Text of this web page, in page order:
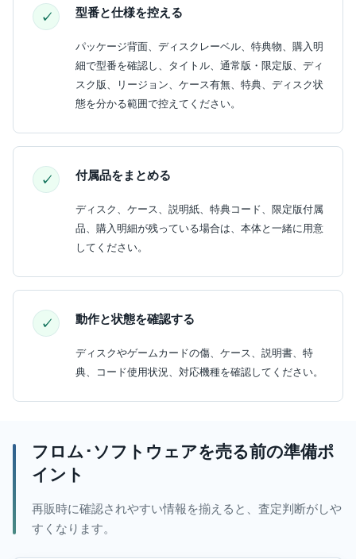
型番と仕様を控える
パッケージ背面、ディスクレーベル、特典物、購入明
細で型番を確認し、タイトル、通常版・限定版、ディ
スク版、リージョン、ケース有無、特典、ディスク状
態を分かる範囲で控えてください。
付属品をまとめる
ディスク、ケース、説明紙、特典コード、限定版付属
品、購入明細が残っている場合は、本体と一緒に用意
してください。
動作と状態を確認する
ディスクやゲームカードの傷、ケース、説明書、特
典、コード使用状況、対応機種を確認してください。
フロム･ソフトウェアを売る前の準備ポ
イント
再販時に確認されやすい情報を揃えると、査定判断がしや
すくなります。